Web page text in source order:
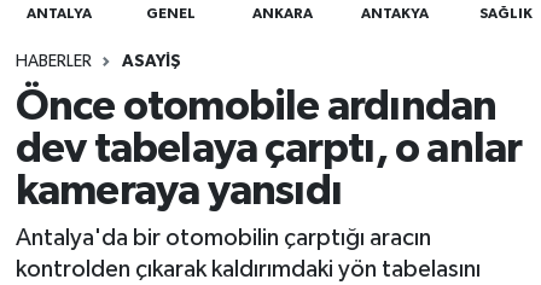
ANTALYA GENEL ANKARA ANTAKYA SAĞLIK
HABERLER ASAYIŞ
Önce otomobile ardından
dev tabelaya çarptı, o anlar
kameraya yansıdı
Antalya'da bir otomobilin çarptığı aracın
kontrolden çıkarak kaldırımdaki yön tabelasını
Siyaset
Teknoloji
Son Dakika Haberleri
Haber Arşivi